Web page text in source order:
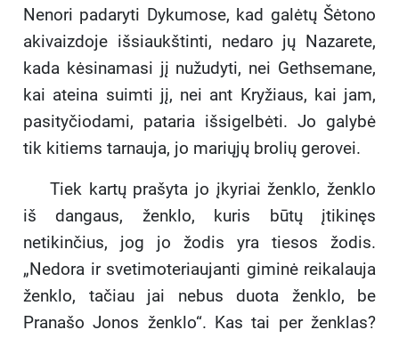
Nenori padaryti Dykumose, kad galėtų Šėtono
akivaizdoje išsiaukštinti, nedaro jų Nazarete,
kada kėsinamasi jį nužudyti, nei Gethsemane,
kai ateina suimti jį, nei ant Kryžiaus, kai jam,
pasityčiodami, pataria išsigelbėti. Jo galybė
tik kitiems tarnauja, jo mariųjų brolių gerovei.
Tiek kartų prašyta jo įkyriai ženklo, ženklo
iš dangaus, ženklo, kuris būtų įtikinęs
netikinčius, jog jo žodis yra tiesos žodis.
„Nedora ir svetimoteriaujanti giminė reikalauja
ženklo, tačiau jai nebus duota ženklo, be
Pranašo Jonos ženklo“. Kas tai per ženklas?